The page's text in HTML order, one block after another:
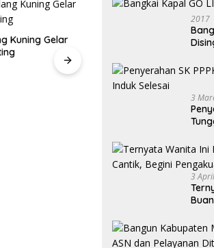
KPM Desa
BLT-DD!
SMAN I Mukomuko Saling
Beradu Kemampuan!
2017
3
3